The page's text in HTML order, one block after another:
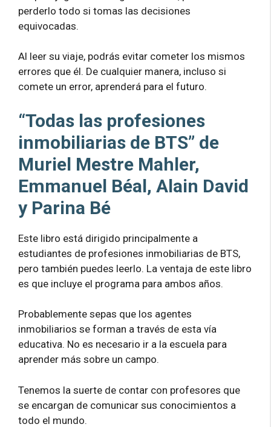
perderlo todo si tomas las decisiones
equivocadas.
Al leer su viaje, podrás evitar cometer los mismos
errores que él. De cualquier manera, incluso si
comete un error, aprenderá para el futuro.
“Todas las profesiones
inmobiliarias de BTS” de
Muriel Mestre Mahler,
Emmanuel Béal, Alain David
y Parina Bé
Este libro está dirigido principalmente a
estudiantes de profesiones inmobiliarias de BTS,
pero también puedes leerlo. La ventaja de este libro
es que incluye el programa para ambos años.
Probablemente sepas que los agentes
inmobiliarios se forman a través de esta vía
educativa. No es necesario ir a la escuela para
aprender más sobre un campo.
Tenemos la suerte de contar con profesores que
se encargan de comunicar sus conocimientos a
todo el mundo.